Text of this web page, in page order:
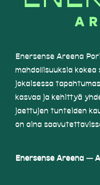
Enersense Areena
mahdollisuuksia
jokaisessa
kasvaa ja kehittyä
jaettujen tunteiden
on aina
Enersense Areena —